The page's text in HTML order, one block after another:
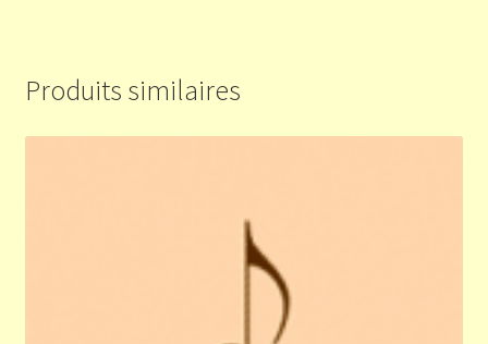
Produits similaires